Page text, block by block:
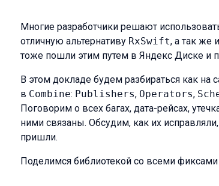
Многие разработчики решают
отличную альтернативу RxSwift, а так же
тоже пошли этим путем в Яндекс Диске и
В этом докладе будем разбираться как
в Combine: Publishers, Operators,
Поговорим о всех багах, дата-рейсах,
ними связаны. Обсудим, как их
пришли.
Поделимся библиотекой со всеми